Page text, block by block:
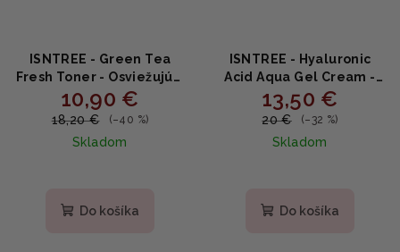
ISNTREE - Green Tea
Fresh Toner - Osviežujúci
toner so zeleným čajom
200ml
10,90 €
18,20 € (–40 %)
Skladom
Do košíka
ISNTREE - Hyaluronic
Acid Aqua Gel Cream -
Hydratačný gélový krém
s kyselinou hyalurónovou
13,50 €
20 € (–32 %)
Skladom
produktu
Do košíka